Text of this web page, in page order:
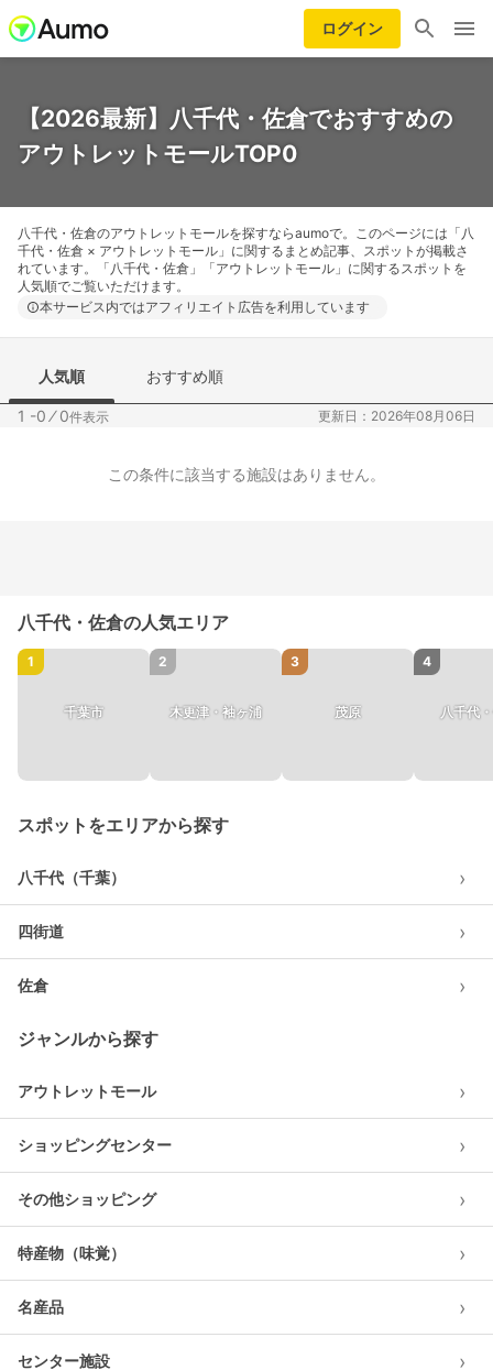
ログイン
【2026最新】八千代・佐倉でおすすめの
アウトレットモールTOP0
八千代・佐倉のアウトレットモールを探すならaumoで。このページには「八
千代・佐倉 × アウトレットモール」に関するまとめ記事、スポットが掲載さ
れています。「八千代・佐倉」「アウトレットモール」に関するスポットを
人気順でご覧いただけます。
本サービス内ではアフィリエイト広告を利用しています
人気順 おすすめ順
1 -0 ⁄0件表示 更新日：2026年08月06日
この条件に該当する施設はありません。
八千代・佐倉の人気エリア
1
千葉市
2
木更津・袖ヶ浦
3
茂原
4
八千代
スポットをエリアから探す
八千代（千葉） ›
四街道 ›
佐倉 ›
ジャンルから探す
アウトレットモール ›
ショッピングセンター ›
その他ショッピング ›
特産物（味覚） ›
名産品 ›
センター施設 ›